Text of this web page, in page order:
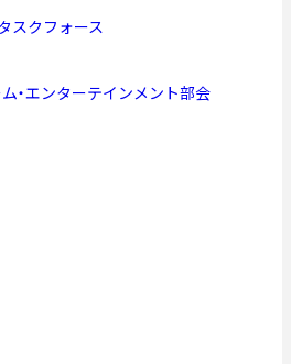
スクフォース
・エンターテインメント部会